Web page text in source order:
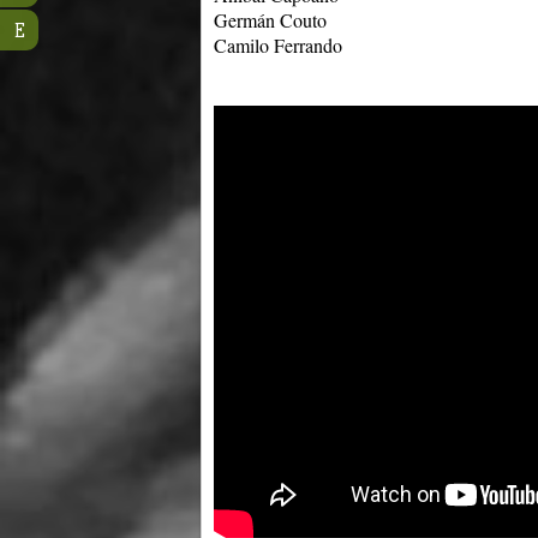
Germán Couto
Camilo Ferrando
E